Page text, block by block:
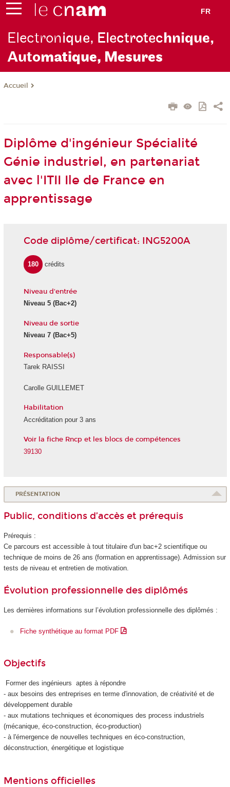
FR
Electronique, Electrotechnique,
Automatique, Mesures
Accueil
Diplôme d'ingénieur Spécialité
Génie industriel, en partenariat
avec l'ITII Ile de France en
apprentissage
Code diplôme/certificat: ING5200A
180 crédits
Niveau d'entrée
Niveau 5(Bac+2)
Niveau de sortie
Niveau 7(Bac+5)
Responsable(s)
Tarek RAISSI
Carolle GUILLEMET
Habilitation
Accréditation pour 3 ans
Voir la fiche Rncp et les blocs de compétences
39130
PRÉSENTATION
Public, conditions d’accès et prérequis
Prérequis :
Ce parcours est accessible à tout titulaire d'un bac+2 scientifique ou
technique de moins de 26 ans (formation en apprentissage). Admission sur
tests de niveau et entretien de motivation.
Évolution professionnelle des diplômés
Les dernières informations sur l’évolution professionnelle des diplômés :
Fiche synthétique au format PDF
Objectifs
Former des ingénieurs aptes à répondre
- aux besoins des entreprises en terme d'innovation, de créativité et de
développement durable
- aux mutations techniques et économiques des process industriels
(mécanique, éco-construction, éco-production)
- à l'émergence de nouvelles techniques en éco-construction,
déconstruction, énergétique et logistique
Mentions officielles